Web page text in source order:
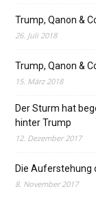
Trump, Qanon &
26. Juli 2018
Trump, Qanon &
15. März 2018
Der Sturm hat
hinter Trump
12. Dezember 2017
Die Auferstehung
8. November 2017